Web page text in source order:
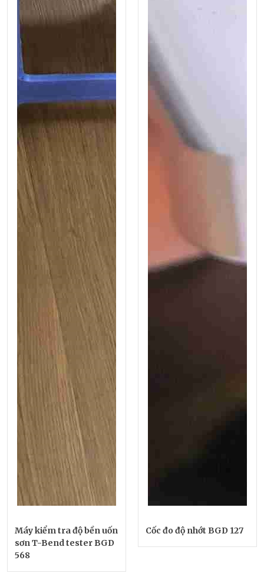
Máy kiểm tra độ bền uốn
sơn T-Bend tester BGD
568
Cốc đo độ nhớt BGD 127